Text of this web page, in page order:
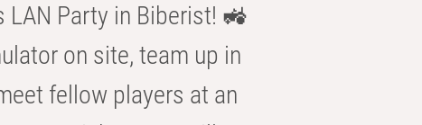
LAN Party in Biberist! 🚜
on site, team up in
fellow players at an